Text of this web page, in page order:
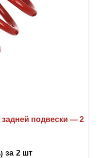
подвески — 2
за 2 шт